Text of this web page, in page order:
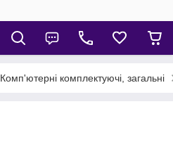
Комп'ютерні комплектуючі, загальні